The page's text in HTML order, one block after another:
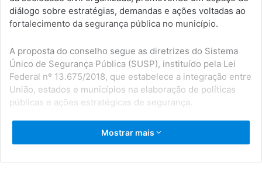
diálogo sobre estratégias, demandas e ações voltadas ao
fortalecimento da segurança pública no município.
A proposta do conselho segue as diretrizes do Sistema
Único de Segurança Pública (SUSP), instituído pela Lei
Federal nº 13.675/2018, que estabelece a integração entre
União, estados e municípios na elaboração de políticas
públicas e ações estratégicas de segurança.
Durante a reunião, foram apresentados os objetivos do
COMSEP, que terá função consultiva e deliberativa,
Mostrar mais